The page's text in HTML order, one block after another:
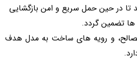
تا در حین حمل سریع و امن بازگشایی
ها تضمین گردد.
مصالح، و رویه های ساخت به مدل هدف